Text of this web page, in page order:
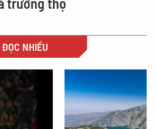
ĐỌC NHIỀU